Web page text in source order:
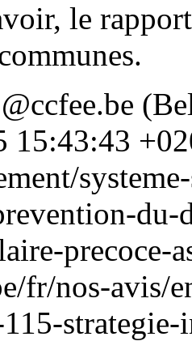
le
15:43:43
du-
precoce-
fr/nos-avis/